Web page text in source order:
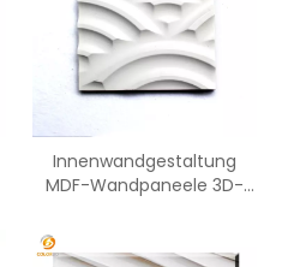
Innenwandgestaltung
MDF-Wandpaneele 3D-